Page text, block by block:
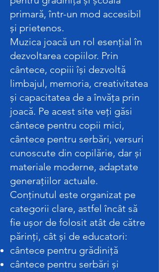
primară, într-un mod accesibil
și prietenos.
Muzica joacă un rol esențial în
dezvoltarea copiilor. Prin
cântece, copiii își dezvoltă
limbajul, memoria, creativitatea
și capacitatea de a învăța prin
joacă. Pe acest site veți găsi
cântece pentru copii mici,
cântece pentru serbări, versuri
cunoscute din copilărie, dar și
materiale moderne, adaptate
generațiilor actuale.
Conținutul este organizat pe
categorii clare, astfel încât să
fie ușor de folosit atât de către
părinți, cât și de educatori:
cântece pentru grădiniță
cântece pentru serbări și